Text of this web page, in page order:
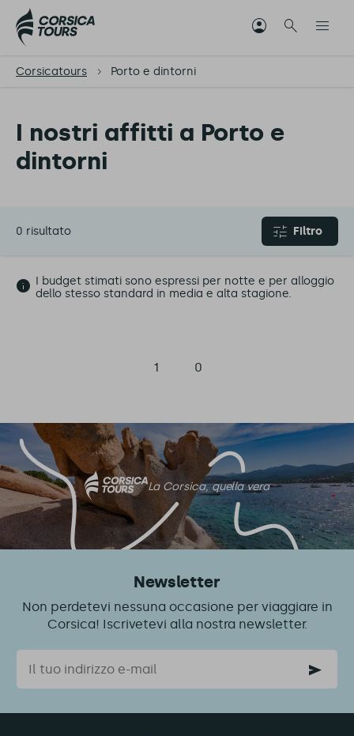
Corsicatours Porto e dintorni
I nostri affitti a Porto e
dintorni
0 risultato Filtro
I budget stimati sono espressi per notte e per alloggio
dello stesso standard in media e alta stagione.
1 0
La Corsica, quella vera
Newsletter
Non perdetevi nessuna occasione per viaggiare in
Corsica! Iscrivetevi alla nostra newsletter.
Email